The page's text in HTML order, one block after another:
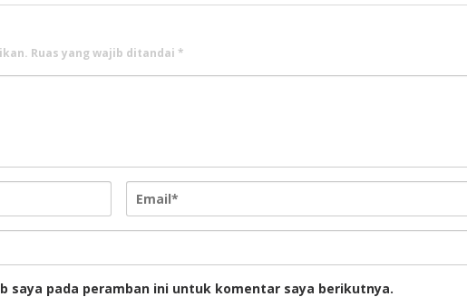
Ruas yang wajib ditandai *
saya pada peramban ini untuk komentar saya berikutnya.